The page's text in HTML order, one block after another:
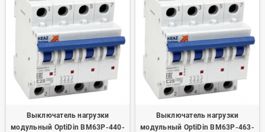
Выключатель нагрузки
модульный OptiDin BM63P-440-
Выключатель нагрузки
модульный OptiDin BM63P-463-